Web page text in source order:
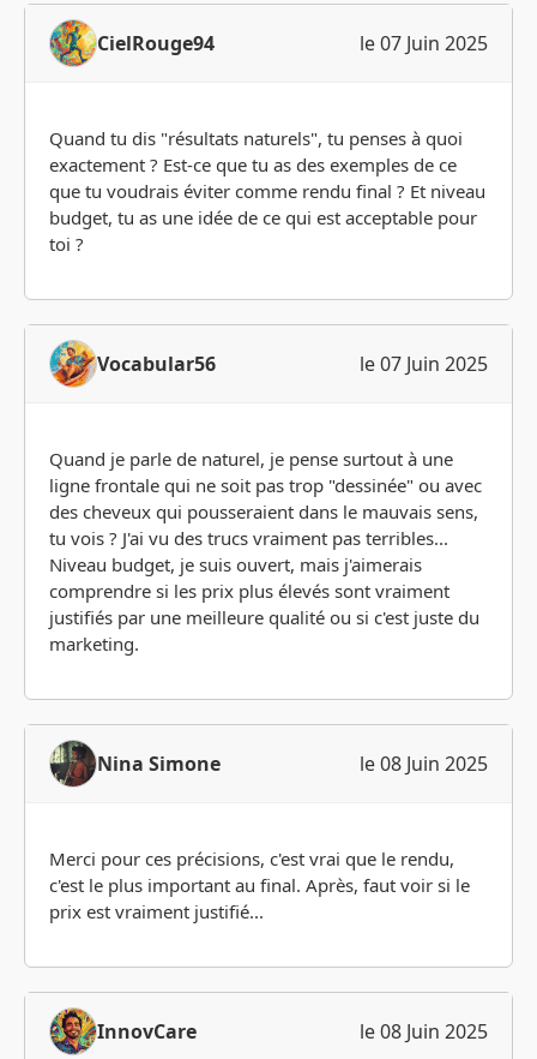
CielRouge94 le 07 Juin 2025
Quand tu dis "résultats naturels", tu penses à quoi
exactement ? Est-ce que tu as des exemples de ce
que tu voudrais éviter comme rendu final ? Et niveau
budget, tu as une idée de ce qui est acceptable pour
toi ?
Vocabular56 le 07 Juin 2025
Quand je parle de naturel, je pense surtout à une
ligne frontale qui ne soit pas trop "dessinée" ou avec
des cheveux qui pousseraient dans le mauvais sens,
tu vois ? J'ai vu des trucs vraiment pas terribles...
Niveau budget, je suis ouvert, mais j'aimerais
comprendre si les prix plus élevés sont vraiment
justifiés par une meilleure qualité ou si c'est juste du
marketing.
Nina Simone le 08 Juin 2025
Merci pour ces précisions, c'est vrai que le rendu,
c'est le plus important au final. Après, faut voir si le
prix est vraiment justifié...
InnovCare le 08 Juin 2025